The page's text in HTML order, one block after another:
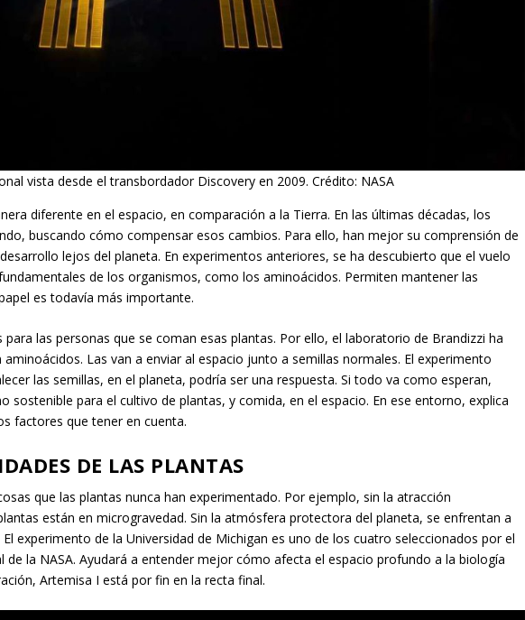
vista desde el transbordador Discovery en 2009. Crédito: NASA
diferente en el espacio, en comparación a la Tierra. En las últimas décadas, los
buscando cómo compensar esos cambios. Para ello, han mejor su comprensión de
lejos del planeta. En experimentos anteriores, se ha descubierto que el vuelo
de los organismos, como los aminoácidos. Permiten mantener las
es todavía más importante.
las personas que se coman esas plantas. Por ello, el laboratorio de Brandizzi ha
Las van a enviar al espacio junto a semillas normales. El experimento
las semillas, en el planeta, podría ser una respuesta. Si todo va como esperan,
sostenible para el cultivo de plantas, y comida, en el espacio. En ese entorno, explica
factores que tener en cuenta.
DE LAS PLANTAS
que las plantas nunca han experimentado. Por ejemplo, sin la atracción
están en microgravedad. Sin la atmósfera protectora del planeta, se enfrentan a
experimento de la Universidad de Michigan es uno de los cuatro seleccionados por el
de la NASA. Ayudará a entender mejor cómo afecta el espacio profundo a la biología
Artemisa I está por fin en la recta final.